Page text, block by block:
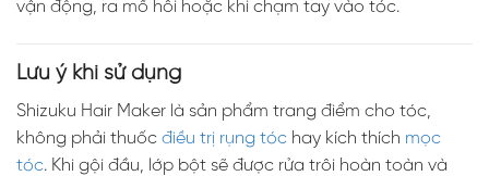
vận động, ra mồ hôi hoặc khi chạm tay vào tóc.
Lưu ý khi sử dụng
Shizuku Hair Maker là sản phẩm trang điểm cho tóc,
không phải thuốc điều trị rụng tóc hay kích thích mọc
tóc. Khi gội đầu, lớp bột sẽ được rửa trôi hoàn toàn và